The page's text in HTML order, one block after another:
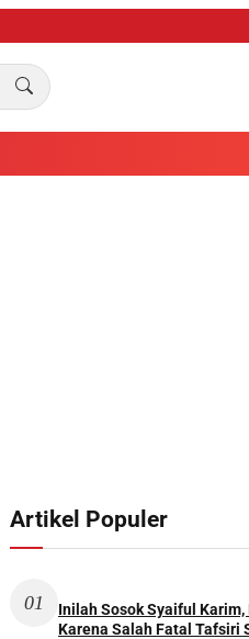
Artikel Populer
01
Inilah Sosok Syaiful
Karena Salah Fatal Tafsiri